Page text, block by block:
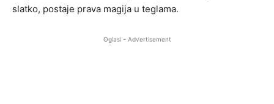
slatko, postaje prava magija u teglama.
Oglasi - Advertisement